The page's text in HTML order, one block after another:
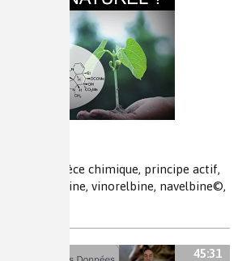
nature, espèce chimique, principe actif,
vincristine, vinorelbine, navelbine©,
45:31